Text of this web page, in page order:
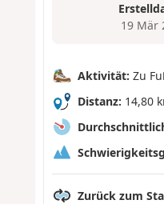
19 Mär
Aktivität: Zu
Distanz: 14,80
Zurück zum